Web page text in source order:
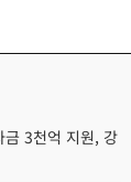
금 3천억 지원, 강